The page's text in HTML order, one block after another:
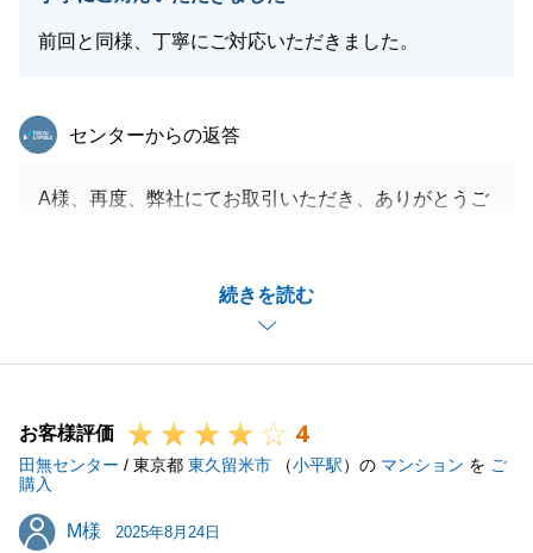
前回と同様、丁寧にご対応いただきました。
続きを読む
東急リバブル
センターからの返答
A様、再度、弊社にてお取引いただき、ありがとうご
とができ、大変嬉しく思っております。
土地の取引に関しては、メリット・デメリットをしっ
かりとご理解いただいた上でご購入いただけるよう心
また、今後も不動産に関してお力になれることござい
ましたら、お声がけいただけますと幸甚です。
お客様評価 4
田無センター / 東京都 東久留米市 （小平駅）の マンション を ご
購入
M様
M様 2025年8月24日